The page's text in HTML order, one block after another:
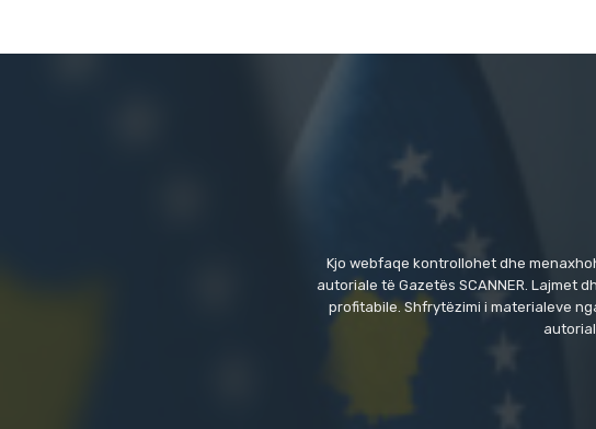
Kjo webfaqe kontrollohet dhe
autoriale të Gazetës SCANNER. Lajmet
profitabile. Shfrytëzimi i materialeve